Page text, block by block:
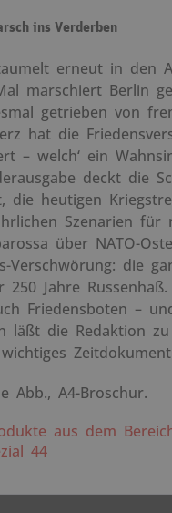
ins Verderben
erneut in den
marschiert Berlin
getrieben von
hat die
– welch‘ ein
deckt die
die heutigen
Szenarien für
über NATO-
Verschwörung: die
250 Jahre
Friedensboten –
läßt die Redaktion
Zeitdokument.
Abb., A4-Broschur.
aus dem
44